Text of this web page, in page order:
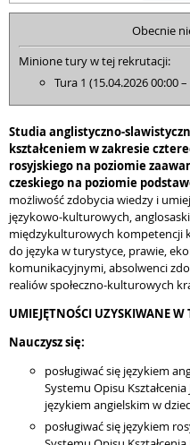
Obecnie
Minione tury w tej rekrutacji:
Tura 1 (15.04.2026 00:00
Studia anglistyczno-
kształceniem w zakresie
rosyjskiego na poziomie
czeskiego na poziomie
możliwość zdobycia wiedzy i
językowo-kulturowych,
międzykulturowych kompetencji
do języka w turystyce, prawie,
komunikacyjnymi, absolwenci
realiów społeczno-kulturowych
UMIEJĘTNOŚCI UZYSKIWANE
Nauczysz się:
posługiwać się językiem
Systemu Opisu
językiem angielskim w
posługiwać się językiem